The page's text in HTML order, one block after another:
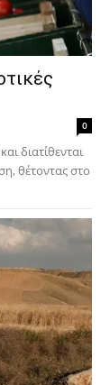
0
διατίθενται
θέτοντας στο